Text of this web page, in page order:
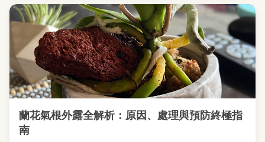
蘭花氣根外露全解析：原因、處理與預防終極指
南